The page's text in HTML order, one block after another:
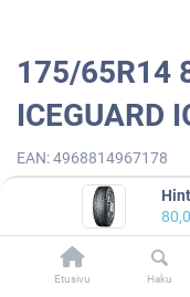
Etusivu Haku
175/65R14
ICEGUARD
EAN:4968814967178
€ / kpl
Toimittajilla
Toimitusaika:3